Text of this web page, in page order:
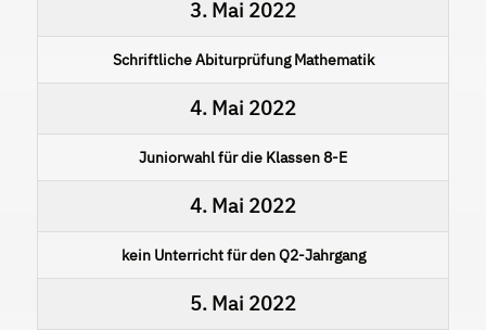
3. Mai 2022
Schriftliche Abiturprüfung Mathematik
4. Mai 2022
Juniorwahl für die Klassen 8-E
4. Mai 2022
kein Unterricht für den Q2-Jahrgang
5. Mai 2022